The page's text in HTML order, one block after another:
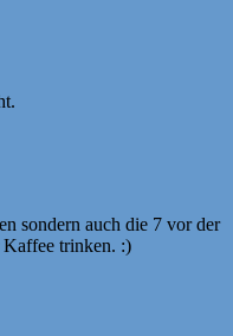
sondern auch die 7 vor der
Kaffee trinken. :)